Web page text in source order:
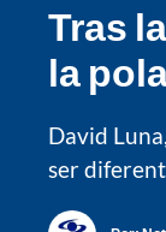
Tras
la
David
ser